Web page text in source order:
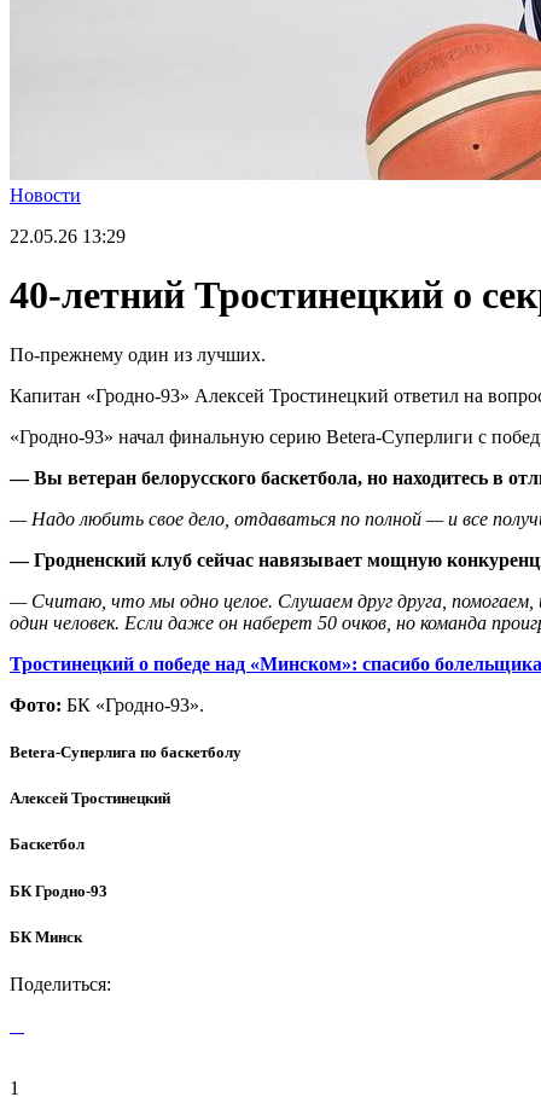
Новости
22.05.26 13:29
40-летний Тростинецкий о
По-прежнему один из лучших.
Капитан «Гродно-93» Алексей Тростинецкий ответил на
«Гродно-93» начал финальную серию Betera-Суперлиги с
— Вы ветеран белорусского баскетбола, но находитесь в
— Надо любить свое дело, отдаваться по полной — и все
— Гродненский клуб сейчас навязывает мощную
— Считаю, что мы одно целое. Слушаем друг друга, помогаем,
один человек. Если даже он наберет 50 очков, но команда
Тростинецкий о победе над «Минском»: спасибо
Фото: БК «Гродно-93».
Betera-Суперлига по баскетболу
Алексей Тростинецкий
Баскетбол
БК Гродно-93
БК Минск
Поделиться:
1